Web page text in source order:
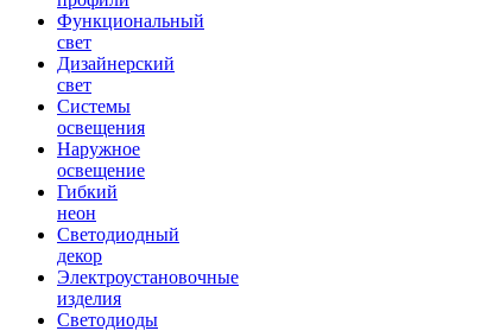
Функциональный
свет
Дизайнерский
свет
Системы
освещения
Наружное
освещение
Гибкий
неон
Светодиодный
декор
Электроустановочные
изделия
Светодиоды